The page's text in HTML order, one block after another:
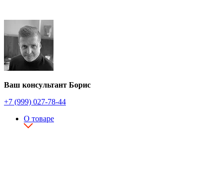
Ваш консультант Борис
+7 (999) 027-78-44
О товаре